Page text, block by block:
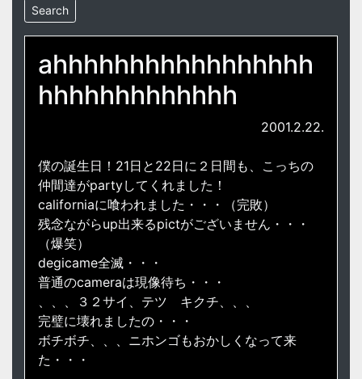
ahhhhhhhhhhhhhhhhh
hhhhhhhhhhhhh
2001.2.22.
僕の誕生日！21日と22日に２日間も、こっちの
仲間達がpartyしてくれました！
californiaに喰われました・・・（完敗）
残念ながらup出来るpictがございません・・・
（爆笑）
degicame全滅・・・
普通のcameraは現像待ち・・・
、、、３２サイ、テツ キクチ、、、
完璧に壊れましたの・・・
ボチボチ、、、ニホンゴもおかしくなって来
た・・・